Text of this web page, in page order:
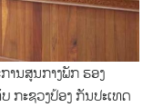
ານສູນກາງພັກ ຮອງ
ກະຊວງປ້ອງ ກັນປະເທດ